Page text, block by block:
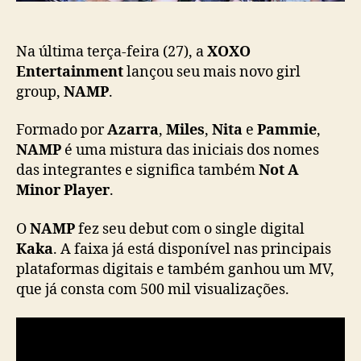
r
t
m
e
n
e
b
u
a
o
Na última terça-feira (27), aXOXO
Entertainmentlançou seu mais novo girl
group, NAMP.
Formado porAzarra, Miles, Nita e Pammie,
NAMP é uma mistura das iniciais dos nomes
das integrantes e significa tambémNot A
Minor Player.
ONAMPfez seu debut com o single digital
Kaka. A faixa já está disponível nas principais
plataformas digitais e também ganhou um MV,
que já consta com 500 mil visualizações.